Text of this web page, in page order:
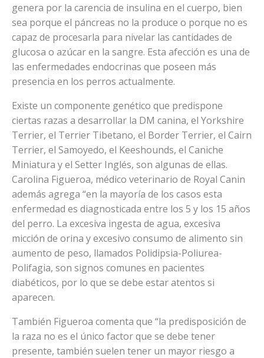
genera por la carencia de insulina en el cuerpo, bien
sea porque el páncreas no la produce o porque no es
capaz de procesarla para nivelar las cantidades de
glucosa o azúcar en la sangre. Esta afección es una de
las enfermedades endocrinas que poseen más
presencia en los perros actualmente.
Existe un componente genético que predispone
ciertas razas a desarrollar la DM canina, el Yorkshire
Terrier, el Terrier Tibetano, el Border Terrier, el Cairn
Terrier, el Samoyedo, el Keeshounds, el Caniche
Miniatura y el Setter Inglés, son algunas de ellas.
Carolina Figueroa, médico veterinario de Royal Canin
además agrega “en la mayoría de los casos esta
enfermedad es diagnosticada entre los 5 y los 15 años
del perro. La excesiva ingesta de agua, excesiva
micción de orina y excesivo consumo de alimento sin
aumento de peso, llamados Polidipsia-Poliurea-
Polifagia, son signos comunes en pacientes
diabéticos, por lo que se debe estar atentos si
aparecen.
También Figueroa comenta que “la predisposición de
la raza no es el único factor que se debe tener
presente, también suelen tener un mayor riesgo a